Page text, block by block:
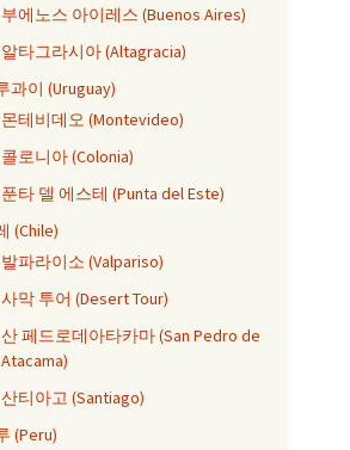
부에노스 아이레스 (Buenos Aires)
알타그라시아 (Altagracia)
과이 (Uruguay)
몬테비데오 (Montevideo)
콜로니아 (Colonia)
푼타 델 에스테 (Punta del Este)
(Chile)
발파라이소 (Valpariso)
사막 투어 (Desert Tour)
산 페드로데아타카마 (San Pedro de
Atacama)
산티아고 (Santiago)
(Peru)